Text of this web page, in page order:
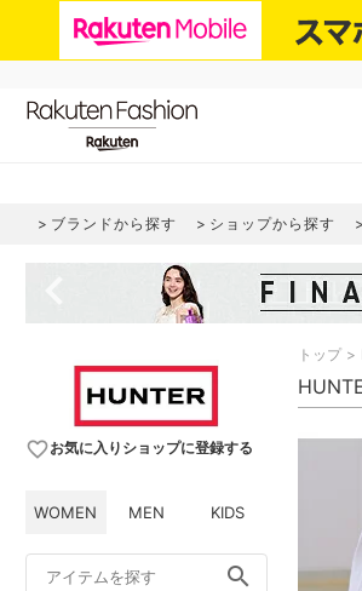
ブランドから探す ショップから探す
favorite_borderお気に入りショップに登録する
WOMEN MEN KIDS
search
トップ